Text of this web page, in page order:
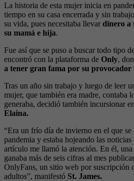
La historia de esta mujer inicia en
tiempo en su casa encerrada y sin
su vida, pues necesitaba llevar dinero a
su mamá e hija.
Fue así que se puso a buscar todo tipo
encontró con la plataforma de Only,
a tener gran fama por su provocador
Tras un año sin trabajo y luego de leer
mujer, que también era madre, contaba
generaba, decidió también incursionar
Elaina.
“Era un frío día de invierno en el que
pandemia y estaba hojeando las
artículo me llamó la atención. En él,
ganaba más de seis cifras al mes
OnlyFans, un sitio web por suscripción
adultos”, manifestó St. James.